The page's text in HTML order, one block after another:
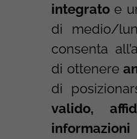
integratoe
di medio/
consenta
di ottenere
di
valido,